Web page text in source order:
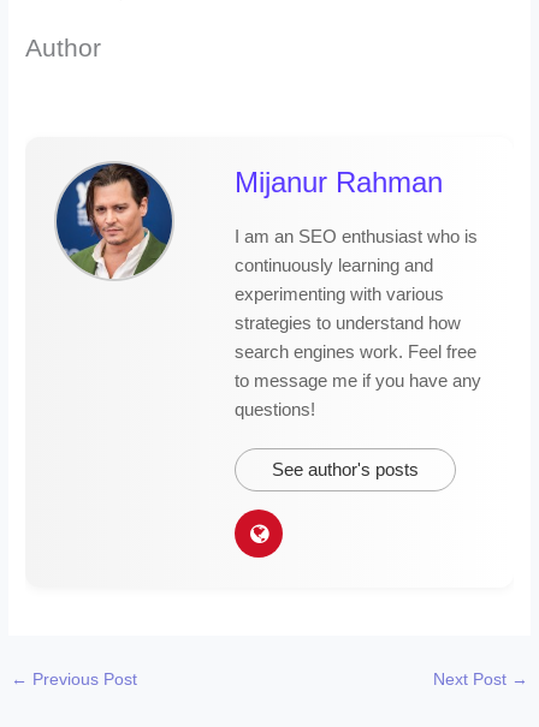
Author
Mijanur Rahman
I am an SEO enthusiast who is
continuously learning and
experimenting with various
strategies to understand how
search engines work. Feel free
to message me if you have any
questions!
See author's posts
← Previous Post Next Post →